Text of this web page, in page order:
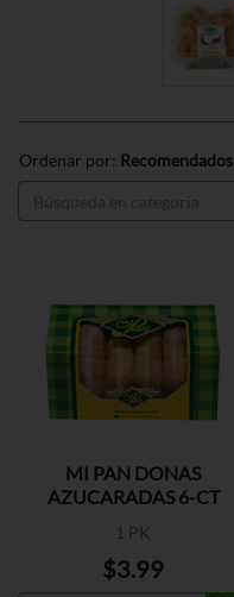
Ordenar por: Recomendados
MI PAN DONAS
AZUCARADAS 6-CT
1 PK
$3.99